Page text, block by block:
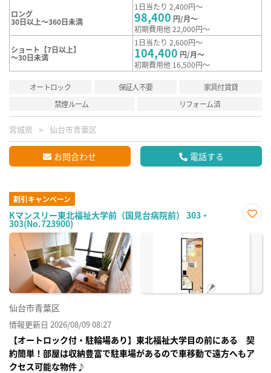
ロング
30日以上～360日未満
1日当たり 2,400円～
98,400 円/月～
初期費用他 22,000円～
ショート【7日以上】
～30日未満
1日当たり 2,600円～
104,400 円/月～
初期費用他 16,500円～
オートロック 保証人不要
家具付賃貸
禁煙ルーム
リフォーム済
宮城県 仙台市青葉区
お問合わせ 電話する
割引キャンペーン
Kマンスリー東北福祉大学前（国見台病院前） 303・
303(No.723900)
に入
仙台市青葉区
情報更新日 2026/08/09 08:27
【オートロック付・駐輪場あり】東北福祉大学目の前にある 契
約簡単！部屋は収納豊富で駐車場があるので車移動で遠方へもア
クセス可能な物件♪